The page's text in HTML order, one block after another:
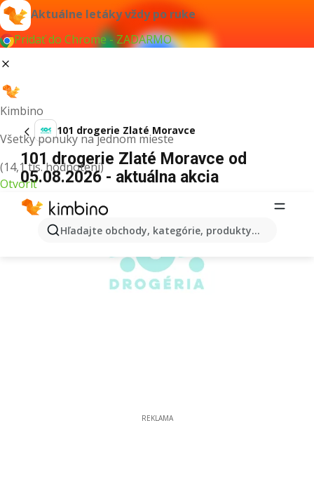
Aktuálne letáky vždy po ruke
Pridať do Chrome - ZADARMO
Kimbino
Všetky ponuky na jednom mieste
(14,1 tis. hodnotení)
Otvoriť
Hľadajte obchody, kategórie, produkty...
101 drogerie Zlaté Moravce
101 drogerie Zlaté Moravce od
05.08.2026 - aktuálna akcia
REKLAMA